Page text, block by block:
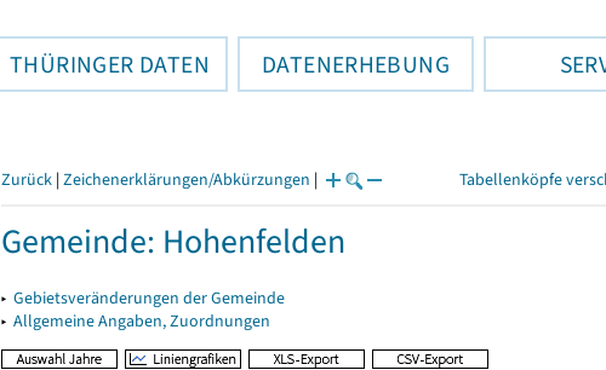
THÜRINGER DATEN DATENERHEBUNG
Zurück | Zeichenerklärungen/Abkürzungen | Tabellenköpfe
Gemeinde: Hohenfelden
▸ Gebietsveränderungen der Gemeinde
▸ Allgemeine Angaben, Zuordnungen